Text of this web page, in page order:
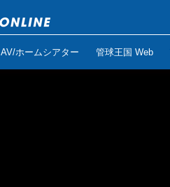
AV/ホームシアター 管球王国 Web